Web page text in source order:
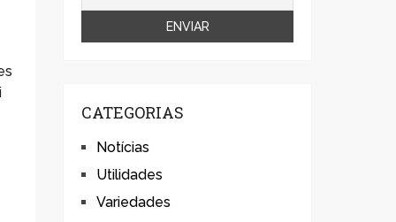
CATEGORIAS
Notícias
Utilidades
Variedades